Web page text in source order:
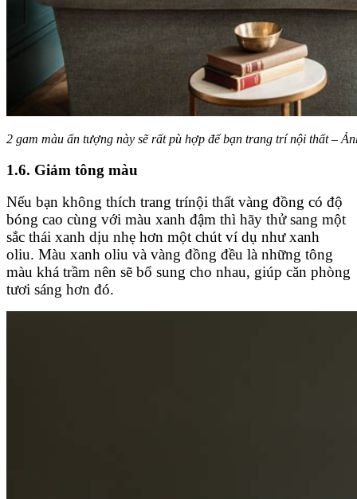
2 gam màu ấn tượng này sẽ rất pù hợp để bạn trang trí nội thất –
1.6. Giảm tông màu
Nếu bạn không thích trang trínội thất vàng đồng có độ
bóng cao cùng với màu xanh đậm thì hãy thử sang một
sắc thái xanh dịu nhẹ hơn một chút ví dụ như xanh
oliu. Màu xanh oliu và vàng đồng đều là những tông
màu khá trầm nên sẽ bổ sung cho nhau, giúp căn phòng
tươi sáng hơn đó.